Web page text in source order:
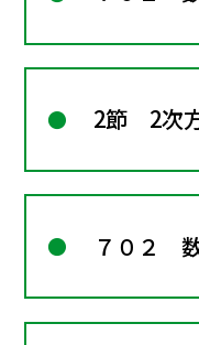
2節 2次
７０２